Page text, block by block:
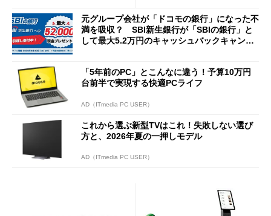
元グループ会社が「ドコモの銀行」になった不
満を吸収？ SBI新生銀行が「SBIの銀行」と
して最大5.2万円のキャッシュバックキャンペ
「5年前のPC」とこんなに違う！予算10万円
台前半で実現する快適PCライフ
AD（ITmedia PC USER）
これから選ぶ新型TVはこれ！失敗しない選び
方と、2026年夏の一押しモデル
AD（ITmedia PC USER）